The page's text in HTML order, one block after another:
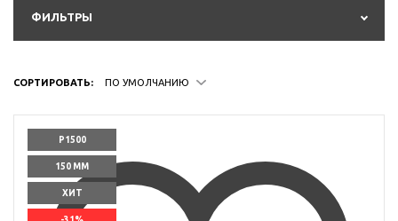
ФИЛЬТРЫ
СОРТИРОВАТЬ: ПО УМОЛЧАНИЮ
P1500
150 ММ
ХИТ